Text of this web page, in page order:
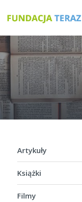
Artykuły
Książki
Filmy